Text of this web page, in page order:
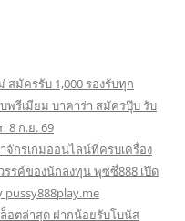
มัครรับ 1,000 รองรับทุก
พรีเมียม บาคาร่า สมัครปุ๊บ รับ
8 ก.ย. 69
จักรเกมออนไลน์ที่ครบเครื่อง
รค์ของนักลงทุน พุซซี่888 เปิด
อตล่าสุด ฝากน้อยรับโบนัส